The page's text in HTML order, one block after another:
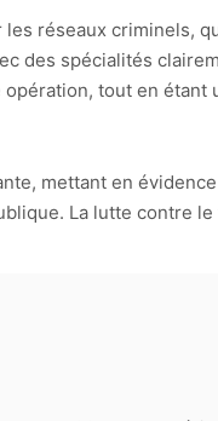
réseaux criminels,
des spécialités
tout en
mettant en
La lutte contre